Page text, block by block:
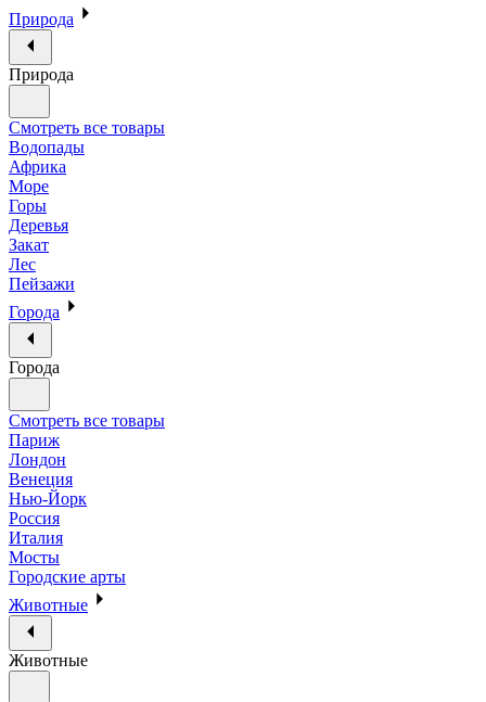
Природа
Природа
Смотреть все товары
Водопады
Африка
Море
Горы
Деревья
Закат
Лес
Пейзажи
Города
Города
Смотреть все товары
Париж
Лондон
Венеция
Нью-Йорк
Россия
Италия
Мосты
Городские арты
Животные
Животные